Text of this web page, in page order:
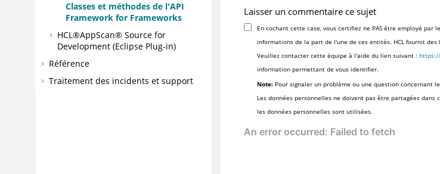
Classes et méthodes de l'API
Framework for Frameworks
HCL®AppScan® Source for
Development (Eclipse Plug-in)
Référence
Traitement des incidents et support
Laisser un commentaire ce sujet
En cochant cette case, vous certifiez ne PAS être employé par
informations de la part de l'une de ces entités. HCL fournit
Veuillez contacter cette équipe à l'aide du lien suivant :
information permettant de vous identifier.
Note: Pour signaler un problème ou une question concernant
Les données personnelles ne doivent pas être partagées
les données personnelles sont utilisées.